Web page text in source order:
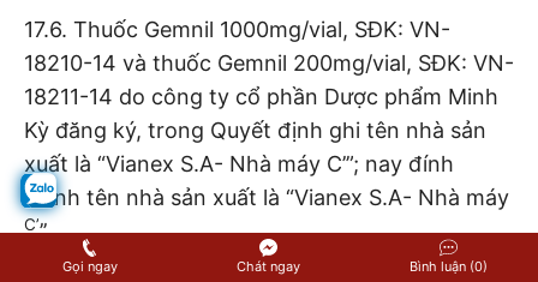
17.6. Thuốc Gemnil 1000mg/vial, SĐK: VN-
18210-14 và thuốc Gemnil 200mg/vial, SĐK: VN-
18211-14 do công ty cổ phần Dược phẩm Minh
Kỳ đăng ký, trong Quyết định ghi tên nhà sản
xuất là “Vianex S.A- Nhà máy C’”; nay đính
chính tên nhà sản xuất là “Vianex S.A- Nhà máy
C’’’.
Gọi ngay Chát ngay Bình luận (0)